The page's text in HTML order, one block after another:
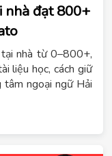
nhà đạt 800+
nhà từ 0–800+,
liệu học, cách giữ
ngoại ngữ Hải